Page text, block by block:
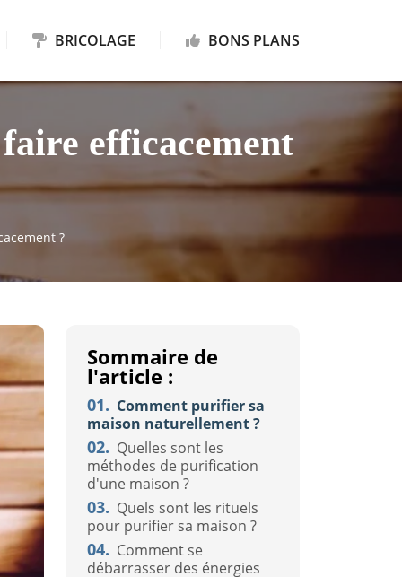
BRICOLAGE BONS PLANS
efficacement
?
Sommaire de
l'article :
01. Comment purifier sa
maison naturellement ?
02. Quelles sont les
méthodes de purification
d'une maison ?
03. Quels sont les rituels
pour purifier sa maison ?
04. Comment se
débarrasser des énergies